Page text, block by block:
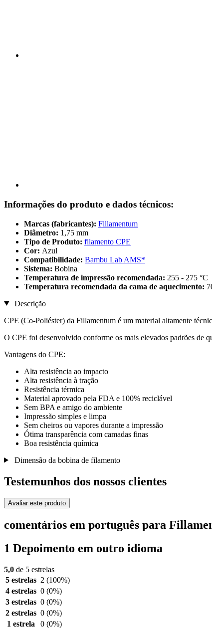
Informações do produto e dados técnicos:
Marcas (fabricantes): Fillamentum
Diâmetro: 1,75 mm
Tipo de Produto: filamento CPE
Cor: Azul
Compatibilidade: Bambu Lab AMS*
Sistema: Bobina
Temperatura de impressão recomendada: 255 - 275 °C
Temperatura recomendada da cama de aquecimento:
Descrição
CPE (Co-Poliéster) da Fillamentum é um material altamente
O CPE foi desenvolvido conforme os mais elevados padrões de
Vantagens do CPE:
Alta resistência ao impacto
Alta resistência à tração
Resistência térmica
Material aprovado pela FDA e 100% reciclável
Sem BPA e amigo do ambiente
Impressão simples e limpa
Sem cheiros ou vapores durante a impressão
Ótima transparência com camadas finas
Boa resistência química
Dimensão da bobina de filamento
Testemunhos dos nossos clientes
Avaliar este produto
comentários em português para
1 Depoimento em outro idioma
5,0 de 5 estrelas
5 estrelas 2 (100%)
4 estrelas 0 (0%)
3 estrelas 0 (0%)
2 estrelas 0 (0%)
1 estrela
0 (0%)